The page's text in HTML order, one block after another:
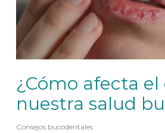
¿Cómo afecta el
nuestra salud
Consejos bucodentales